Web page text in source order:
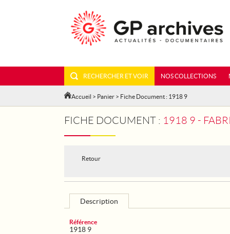
RECHERCHER ET VOIR NOS COLLECTIONS
Accueil > Panier > Fiche Document : 1918 9
FICHE DOCUMENT : 1918 9 -
Retour
Description
Référence
1918 9